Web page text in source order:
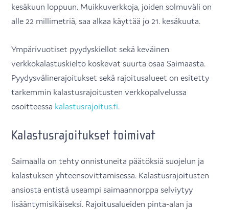
kesäkuun loppuun. Muikkuverkkoja, joiden solmuväli on
alle 22 millimetriä, saa alkaa käyttää jo 21. kesäkuuta.
Ympärivuotiset pyydyskiellot sekä keväinen
verkkokalastuskielto koskevat suurta osaa Saimaasta.
Pyydysvälinerajoitukset sekä rajoitusalueet on esitetty
tarkemmin kalastusrajoitusten verkkopalvelussa
osoitteessa kalastusrajoitus.fi.
Kalastusrajoitukset toimivat
Saimaalla on tehty onnistuneita päätöksiä suojelun ja
kalastuksen yhteensovittamisessa. Kalastusrajoitusten
ansiosta entistä useampi saimaannorppa selviytyy
lisääntymisikäiseksi. Rajoitusalueiden pinta-alan ja